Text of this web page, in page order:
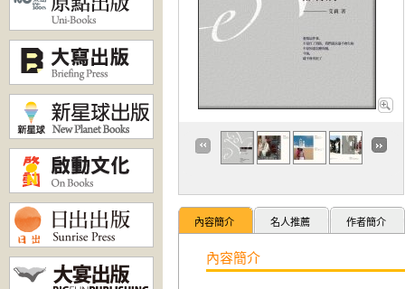
內容簡介 名人推薦 作者簡介
內容簡介